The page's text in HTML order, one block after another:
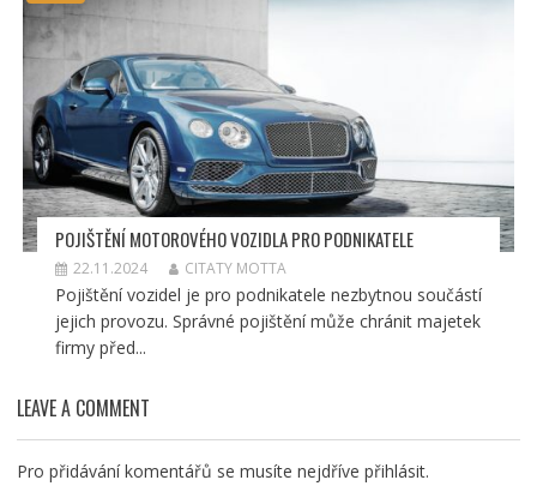
POJIŠTĚNÍ MOTOROVÉHO VOZIDLA PRO PODNIKATELE
22.11.2024 CITATY MOTTA
Pojištění vozidel je pro podnikatele nezbytnou součástí
jejich provozu. Správné pojištění může chránit majetek
firmy před...
LEAVE A COMMENT
Pro přidávání komentářů se musíte nejdříve přihlásit.